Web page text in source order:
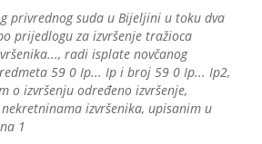
privrednog suda u Bijeljini u toku dva
prijedlogu za izvršenje tražioca
radi isplate novčanog
59 0 Ip... Ip i broj 59 0 Ip... Ip2,
o izvršenju određeno izvršenje,
izvršenika, upisanim u
1